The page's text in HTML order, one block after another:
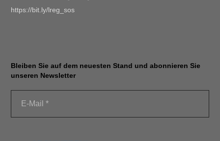
https://bit.ly/lreg_sos
Bleiben Sie auf dem neuesten Stand und abonnieren Sie
unseren Newsletter